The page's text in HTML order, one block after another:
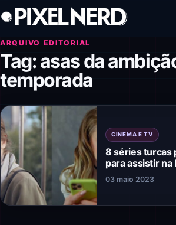
Pular para o conteúdo
ARQUIVO EDITORIAL
Tag:asas da
temporada
CINEMA E TV
8 séries turcas
para assistir na
03 maio 2023